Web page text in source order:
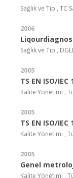
Sağlık ve Tıp , TC
2006
Sağlık ve Tıp ,
2005
TS EN ISO/IEC
Kalite Yönetimi ,
2005
TS EN ISO/
Kalite Yönetimi ,
2005
Genel
Kalite Yönetimi ,